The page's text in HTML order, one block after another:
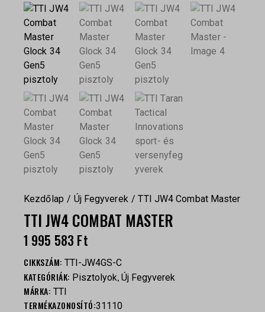
Kezdőlap Új Fegyverek TTI JW4 Combat Master
TTI JW4 COMBAT MASTER
1 995 583 Ft
CIKKSZÁM: TTI-JW4GS-C
KATEGÓRIÁK: Pisztolyok, Új Fegyverek
MÁRKA: TTI
TERMÉKAZONOSÍTÓ:31110